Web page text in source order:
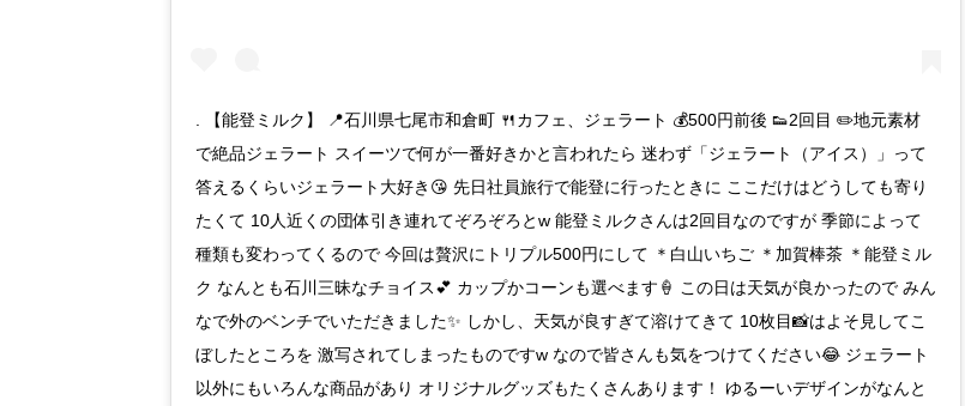
. 【能登ミルク】 📍石川県七尾市和倉町 🍴カフェ、ジェラート 💰500円前後 👟2回目 ✏️地元素材
で絶品ジェラート スイーツで何が一番好きかと言われたら 迷わず「ジェラート（アイス）」って
答えるくらいジェラート大好き😘 先日社員旅行で能登に行ったときに ここだけはどうしても寄り
たくて 10人近くの団体引き連れてぞろぞろとw 能登ミルクさんは2回目なのですが 季節によって
種類も変わってくるので 今回は贅沢にトリプル500円にして ＊白山いちご ＊加賀棒茶 ＊能登ミル
ク なんとも石川三昧なチョイス💕 カップかコーンも選べます🍦 この日は天気が良かったので みん
なで外のベンチでいただきました✨ しかし、天気が良すぎて溶けてきて 10枚目📸はよそ見してこ
ぼしたところを 激写されてしまったものですw なので皆さんも気をつけてください😂 ジェラート
以外にもいろんな商品があり オリジナルグッズもたくさんあります！ ゆるーいデザインがなんと